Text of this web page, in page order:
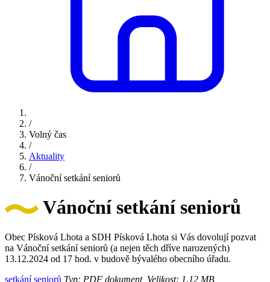
/
Volný čas
/
Aktuality
/
Vánoční setkání seniorů
Vánoční setkání seniorů
Obec Písková Lhota a SDH Písková Lhota si Vás dovolují pozvat
na Vánoční setkání seniorů (a nejen těch dříve narozených)
13.12.2024 od 17 hod. v budově bývalého obecního úřadu.
setkání seniorů Typ: PDF dokument, Velikost: 1.12 MB